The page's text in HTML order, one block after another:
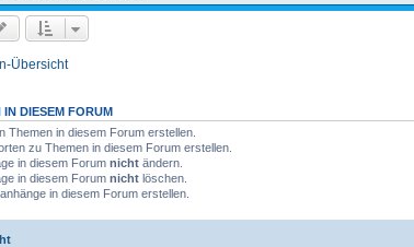
Übersicht
DIESEM FORUM
Themen in diesem Forum erstellen.
zu Themen in diesem Forum erstellen.
in diesem Forum nicht ändern.
in diesem Forum nicht löschen.
in diesem Forum erstellen.